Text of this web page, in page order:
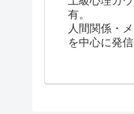
有。
人間関係・
を中心に発信